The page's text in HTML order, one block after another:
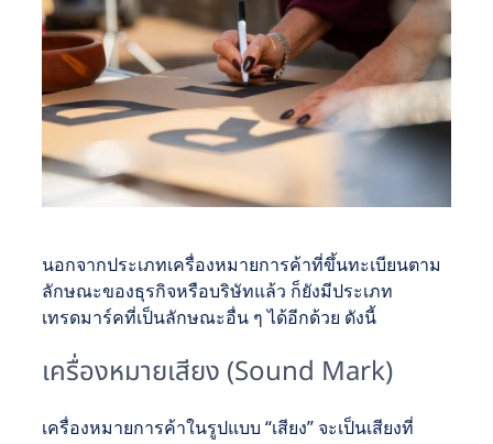
นอกจากประเภทเครื่องหมายการค้าที่ขึ้นทะเบียนตาม
ลักษณะของธุรกิจหรือบริษัทแล้ว ก็ยังมีประเภท
เทรดมาร์คที่เป็นลักษณะอื่น ๆ ได้อีกด้วย ดังนี้
เครื่องหมายเสียง (Sound Mark)
เครื่องหมายการค้าในรูปแบบ “เสียง” จะเป็นเสียงที่